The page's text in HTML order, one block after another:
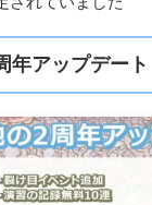
年アップデート